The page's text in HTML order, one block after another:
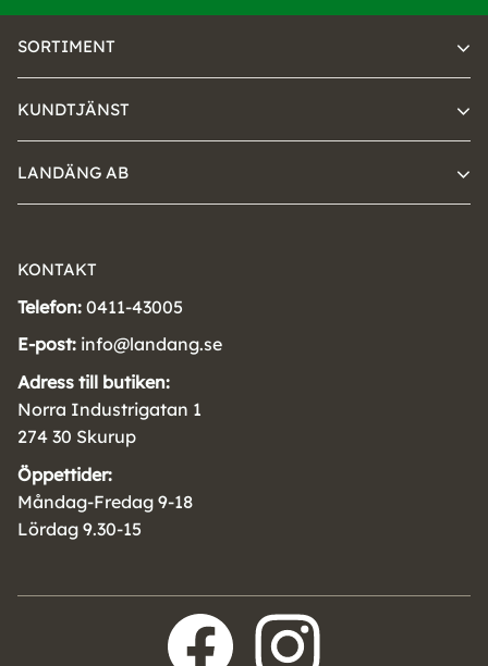
SORTIMENT
KUNDTJÄNST
LANDÄNG AB
KONTAKT
Telefon: 0411-43005
E-post: info@landang.se
Adress till butiken:
Norra Industrigatan 1
274 30 Skurup
Öppettider:
Måndag-Fredag 9-18
Lördag 9.30-15